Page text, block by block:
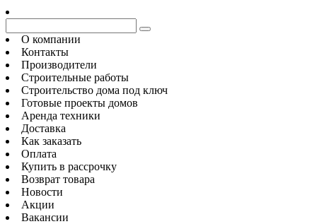
О компании
Контакты
Производители
Строительные работы
Строительство дома под ключ
Готовые проекты домов
Аренда техники
Доставка
Как заказать
Оплата
Купить в рассрочку
Возврат товара
Новости
Акции
Вакансии